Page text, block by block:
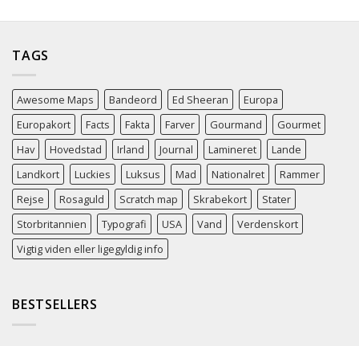
TAGS
Awesome Maps Bandeord Ed Sheeran
Europa
Europakort
Facts Fakta Farver Gourmand
Gourmet
Hav
Hovedstad Irland Journal Lamineret
Lande
Landkort
Luckies Luksus Mad Nationalret
Rammer
Rejse
Rosaguld Scratch map Skrabekort
Stater
Storbritannien
Typografi USA Vand
Verdenskort
Vigtig viden eller ligegyldig info
BESTSELLERS